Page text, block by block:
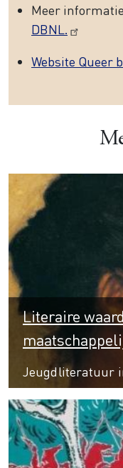
Meer
DBNL.
Website Queer
Literaire
Jeugdliteratuur